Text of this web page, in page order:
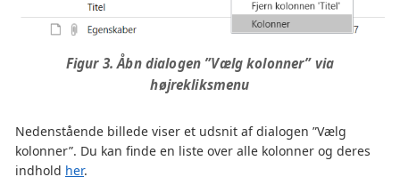
Figur 3. Åbn dialogen ”Vælg kolonner” via
højrekliksmenu
Nedenstående billede viser et udsnit af dialogen ”Vælg
kolonner”. Du kan finde en liste over alle kolonner og deres
indhold her.